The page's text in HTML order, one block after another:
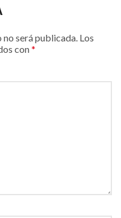
será publicada. Los
con*